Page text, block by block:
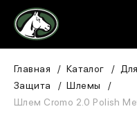
Москва
Для всадника
Главная Каталог
Защита
Шлемы
Шлем Cromo 2.0 Polish